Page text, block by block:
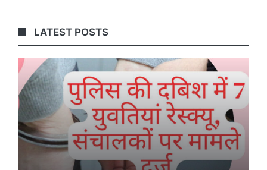
LATEST POSTS